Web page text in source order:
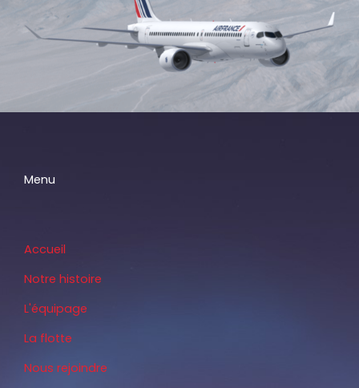
Menu
Accueil
Notre histoire
L'équipage
La flotte
Nous rejoindre